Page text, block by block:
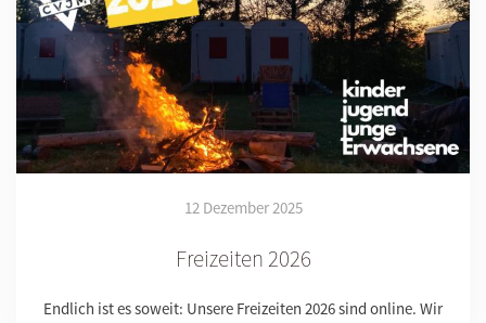
12 Dezember 2025
Freizeiten 2026
Endlich ist es soweit: Unsere Freizeiten 2026 sind online. Wir